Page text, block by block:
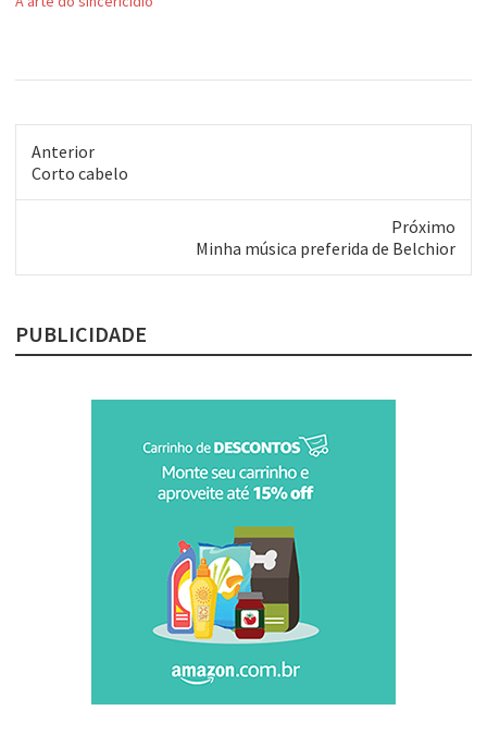
Anterior
Post
Corto cabelo
Próximo
Minha música preferida de Belchior
PUBLICIDADE